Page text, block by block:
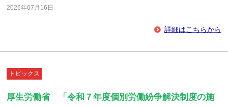
2026年07月16日
詳細はこちらから
トピックス
厚生労働省 「令和７年度個別労働紛争解決制度の施